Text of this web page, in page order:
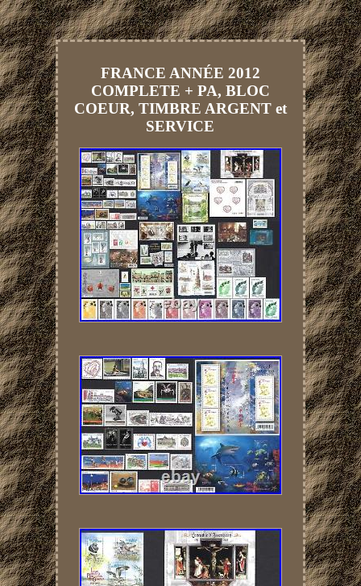
FRANCE ANNÉE 2012
COMPLETE + PA, BLOC
COEUR, TIMBRE ARGENT et
SERVICE